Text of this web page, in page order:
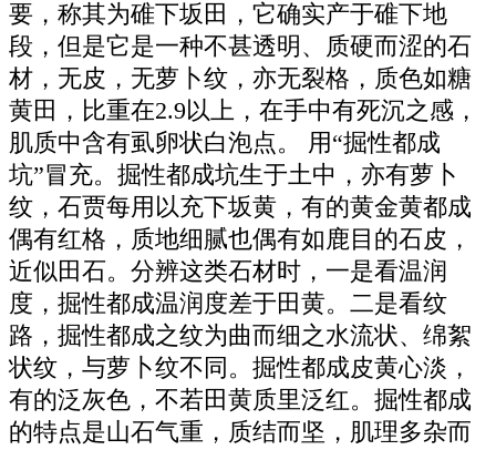
要，称其为碓下坂田，它确实产于碓下地
段，但是它是一种不甚透明、质硬而涩的石
材，无皮，无萝卜纹，亦无裂格，质色如糖
黄田，比重在2.9以上，在手中有死沉之感，
肌质中含有虱卵状白泡点。 用“掘性都成
坑”冒充。掘性都成坑生于土中，亦有萝卜
纹，石贾每用以充下坂黄，有的黄金黄都成
偶有红格，质地细腻也偶有如鹿目的石皮，
近似田石。分辨这类石材时，一是看温润
度，掘性都成温润度差于田黄。二是看纹
路，掘性都成之纹为曲而细之水流状、绵絮
状纹，与萝卜纹不同。掘性都成皮黄心淡，
有的泛灰色，不若田黄质里泛红。掘性都成
的特点是山石气重，质结而坚，肌理多杂而